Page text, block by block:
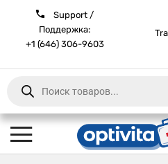
Support /
Поддержка:
+1 (646) 306-9603
Products
search